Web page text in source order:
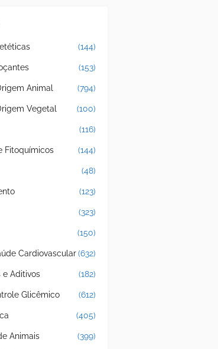
(144)
(153)
Animal (794)
Vegetal (100)
(116)
Fitoquímicos (144)
(48)
(123)
(323)
(150)
Cardiovascular(632)
e Aditivos (182)
Glicêmico (612)
(405)
Animais (399)